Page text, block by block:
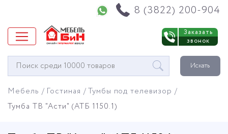
8 (3822) 200-904
Заказать
звонок
Окно
поиска
Искать
Мебель Гостиная
Тумбы под телевизор
Тумба ТВ "Асти" (АТБ 1150.1)